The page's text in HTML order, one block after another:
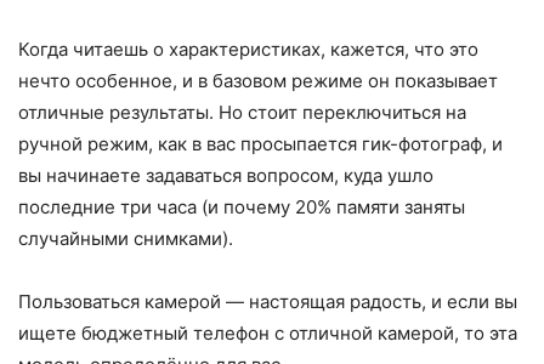
Когда читаешь о характеристиках, кажется, что это
нечто особенное, и в базовом режиме он показывает
отличные результаты. Но стоит переключиться на
ручной режим, как в вас просыпается гик-фотограф, и
вы начинаете задаваться вопросом, куда ушло
последние три часа (и почему 20% памяти заняты
случайными снимками).
Пользоваться камерой — настоящая радость, и если вы
ищете бюджетный телефон с отличной камерой, то эта